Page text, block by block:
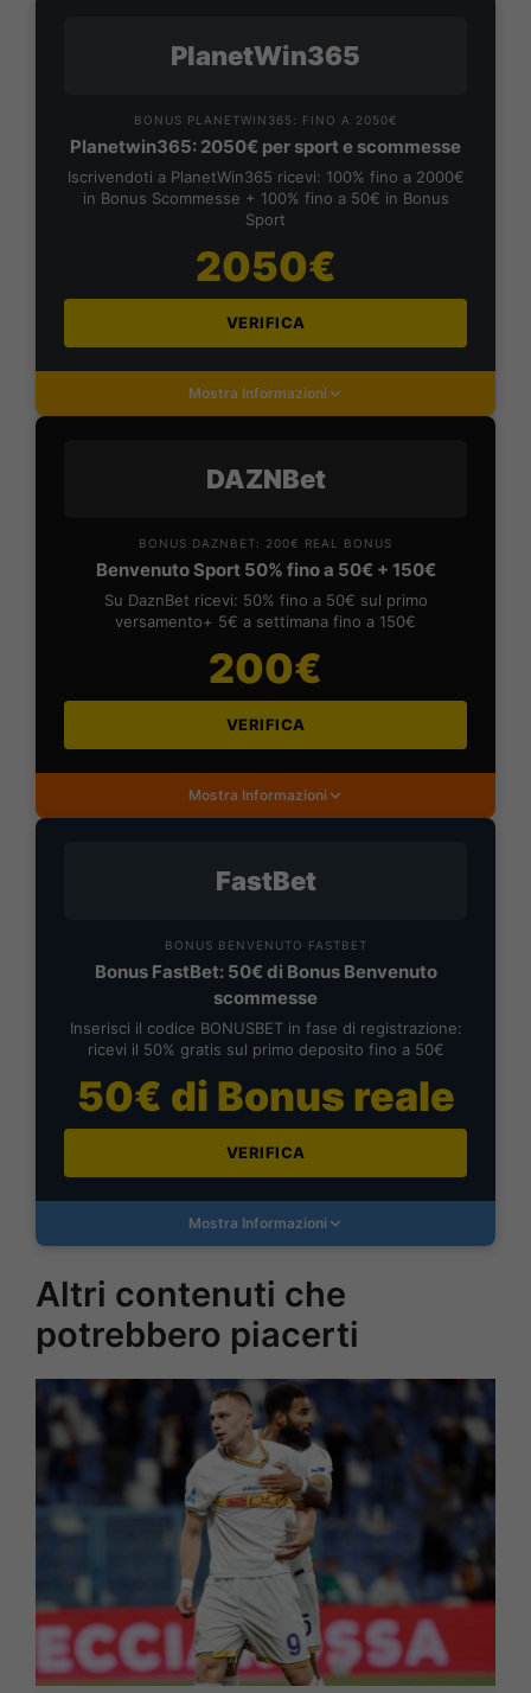
PlanetWin365
BONUS PLANETWIN365: FINO A 2050€
Planetwin365: 2050€ per sport e scommesse
Iscrivendoti a PlanetWin365 ricevi: 100% fino a 2000€
in Bonus Scommesse + 100% fino a 50€ in Bonus
Sport
2050€
VERIFICA
Mostra Informazioni
DAZNBet
BONUS DAZNBET: 200€ REAL BONUS
Benvenuto Sport 50% fino a 50€ + 150€
Su DaznBet ricevi: 50% fino a 50€ sul primo
versamento+ 5€ a settimana fino a 150€
200€
VERIFICA
Mostra Informazioni
FastBet
BONUS BENVENUTO FASTBET
Bonus FastBet: 50€ di Bonus Benvenuto
scommesse
Inserisci il codice BONUSBET in fase di registrazione:
ricevi il 50% gratis sul primo deposito fino a 50€
50€ di Bonus reale
VERIFICA
Mostra Informazioni
Altri contenuti che
potrebbero piacerti